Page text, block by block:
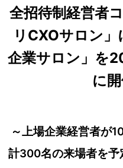
全招待制経営者
リCXOサロン
企業サロン」を
に
～上場企業経営者が
計300名の来場者を予